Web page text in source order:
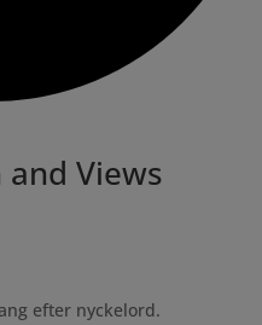
and Views
efter nyckelord.